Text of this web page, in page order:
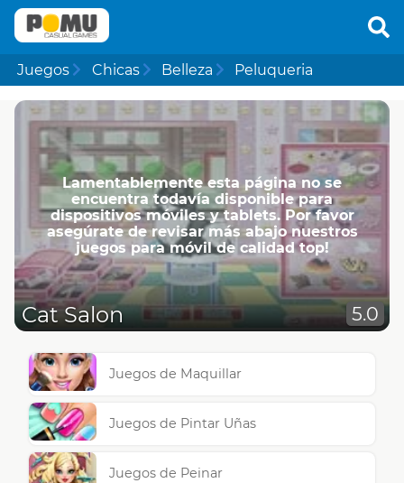
Juegos Chicas Belleza Peluqueria
Lamentablemente esta página no se
encuentra todavía disponible para
dispositivos móviles y tablets. Por favor
asegúrate de revisar más abajo nuestros
juegos para móvil de calidad top!
Cat Salon 5.0
Juegos de Maquillar
Juegos de Pintar Uñas
Juegos de Peinar